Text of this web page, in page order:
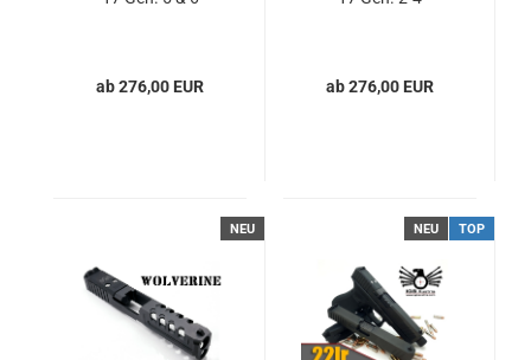
ab 276,00 EUR ab 276,00 EUR
NEU NEU TOP